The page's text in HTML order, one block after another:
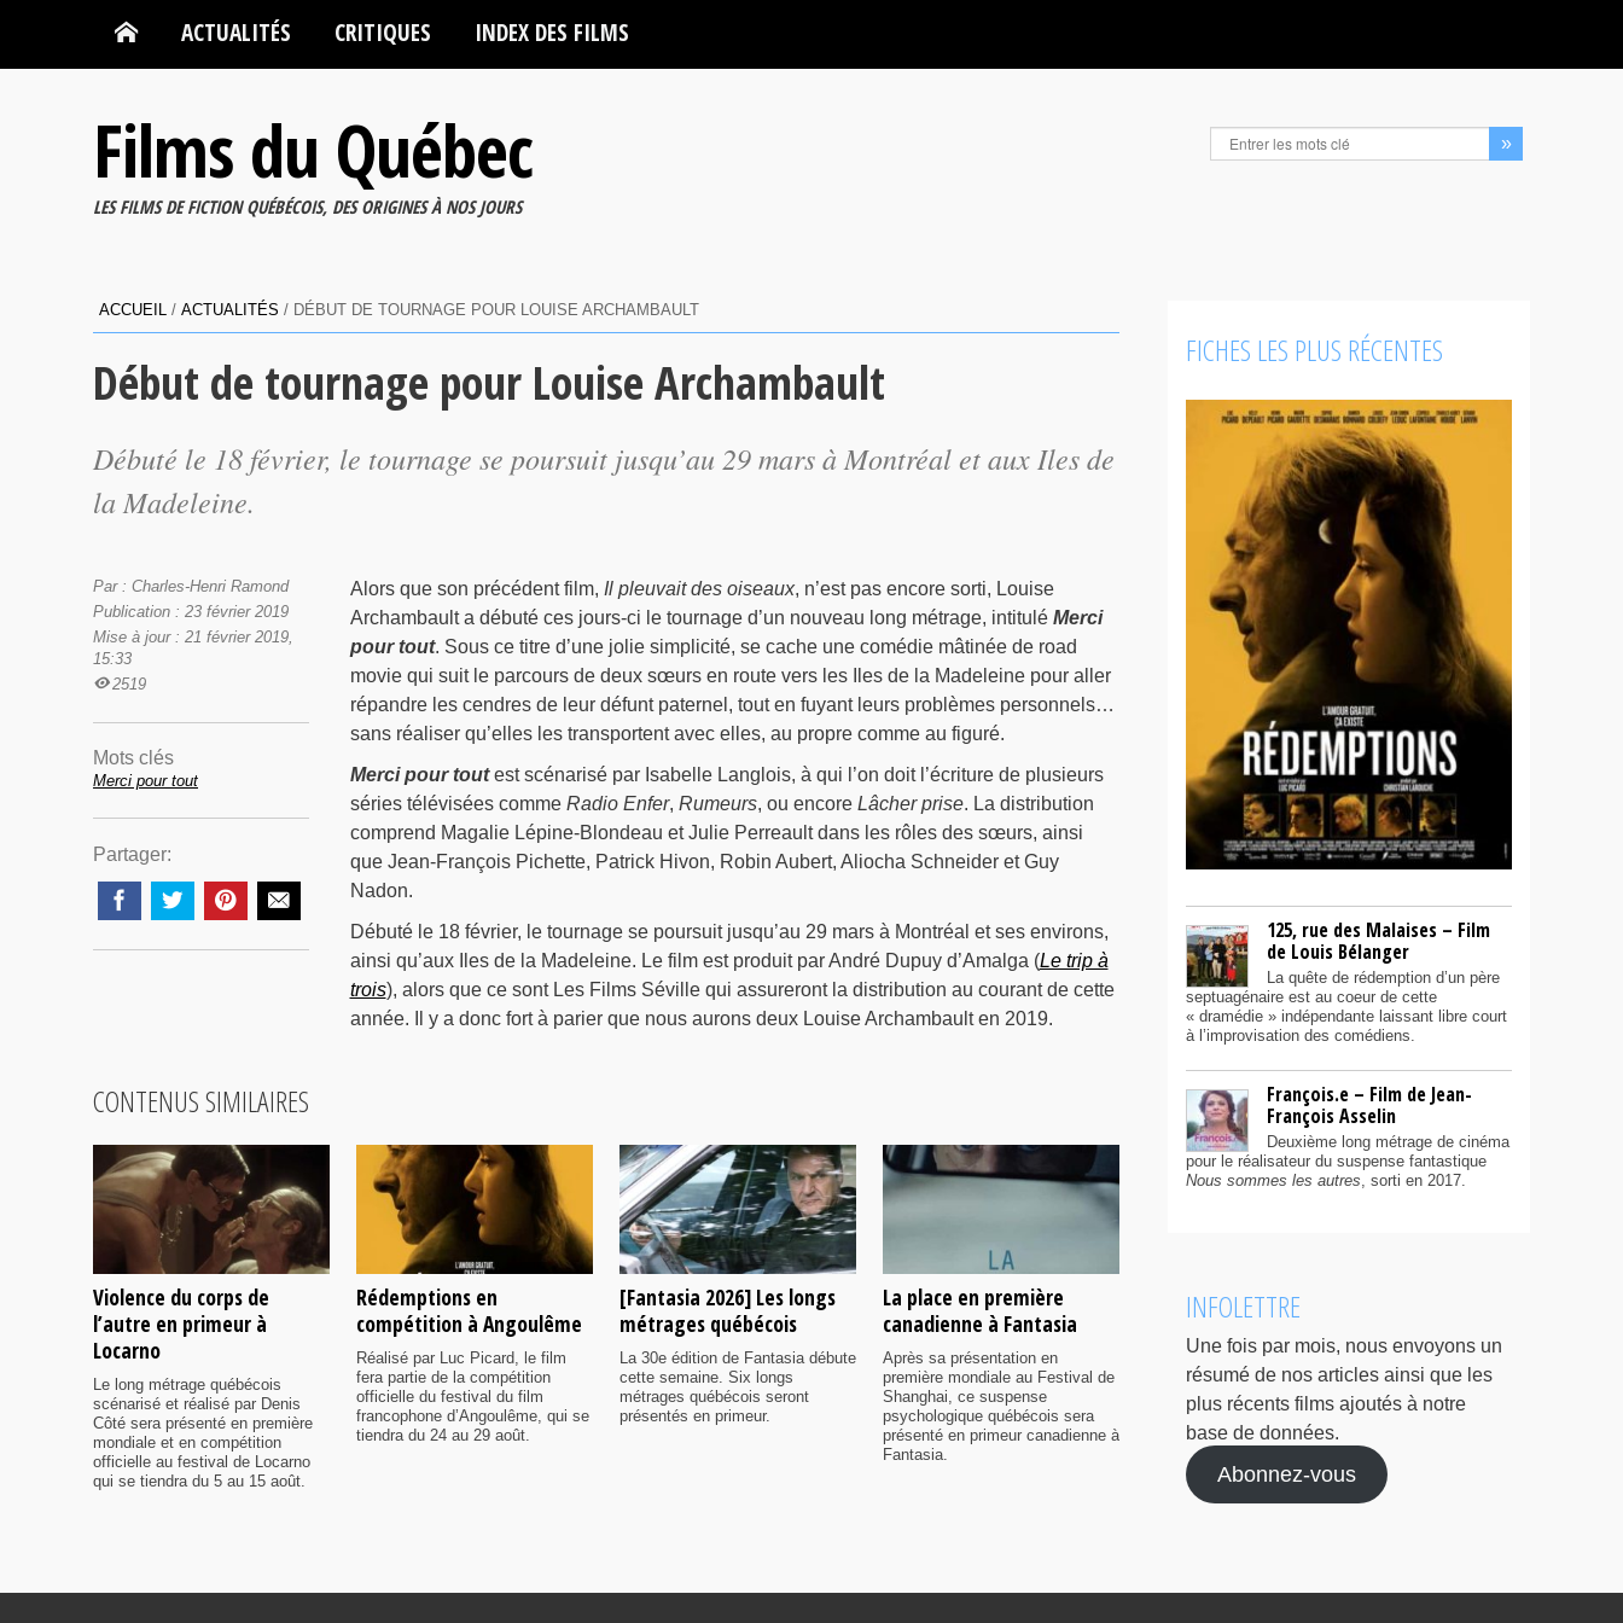
ACTUALITÉS CRITIQUES INDEX DES FILMS
Films du Québec
LES FILMS DE FICTION QUÉBÉCOIS, DES ORIGINES À NOS JOURS
ACCUEIL / ACTUALITÉS / DÉBUT DE TOURNAGE POUR LOUISE ARCHAMBAULT
Début de tournage pour Louise Archambault
Débuté le 18 février, le tournage se poursuit jusqu’au 29 mars à Montréal et aux Iles de
la Madeleine.
Alors que son précédent film, Il pleuvait des oiseaux, n’est pas encore sorti, Louise
Archambault a débuté ces jours-ci le tournage d’un nouveau long métrage, intitulé Merci
pour tout. Sous ce titre d’une jolie simplicité, se cache une comédie mâtinée de road
movie qui suit le parcours de deux sœurs en route vers les Iles de la Madeleine pour aller
répandre les cendres de leur défunt paternel, tout en fuyant leurs problèmes personnels…
sans réaliser qu’elles les transportent avec elles, au propre comme au figuré.
Merci pour toutest scénarisé par Isabelle Langlois, à qui l’on doit l’écriture de plusieurs
séries télévisées comme Radio Enfer, Rumeurs, ou encore Lâcher prise. La distribution
comprend Magalie Lépine-Blondeau et Julie Perreault dans les rôles des sœurs, ainsi
que Jean-François Pichette, Patrick Hivon, Robin Aubert, Aliocha Schneider et Guy
Nadon.
Débuté le 18 février, le tournage se poursuit jusqu’au 29 mars à Montréal et ses environs,
ainsi qu’aux Iles de la Madeleine. Le film est produit par André Dupuy d’Amalga (Le trip à
trois), alors que ce sont Les Films Séville qui assureront la distribution au courant de cette
année. Il y a donc fort à parier que nous aurons deux Louise Archambault en 2019.
Par : Charles-Henri Ramond
Publication : 23 février 2019
Mise à jour : 21 février 2019,
15:33
2519
Mots clés
Merci pour tout
Partager:
CONTENUS SIMILAIRES
Violence du corps de
l’autre en primeur à
Locarno
Le long métrage québécois
scénarisé et réalisé par Denis
Côté sera présenté en première
mondiale et en compétition
officielle au festival de Locarno
qui se tiendra du 5 au 15 août.
Rédemptions en
compétition à Angoulême
Réalisé par Luc Picard, le film
fera partie de la compétition
officielle du festival du film
francophone d’Angoulême, qui se
tiendra du 24 au 29 août.
[Fantasia 2026] Les longs
métrages québécois
La 30e édition de Fantasia débute
cette semaine. Six longs
métrages québécois seront
présentés en primeur.
La place en première
canadienne à Fantasia
Après sa présentation en
première mondiale au Festival de
Shanghai, ce suspense
psychologique québécois sera
présenté en primeur canadienne à
Fantasia.
FICHES LES PLUS RÉCENTES
125, rue des Malaises – Film
de Louis Bélanger
La quête de rédemption d’un père
septuagénaire est au coeur de cette
« dramédie » indépendante laissant libre court
à l’improvisation des comédiens.
François.e – Film de Jean-
François Asselin
Deuxième long métrage de cinéma
pour le réalisateur du suspense fantastique
Nous sommes les autres, sorti en 2017.
INFOLETTRE
Une fois par mois, nous envoyons un
résumé de nos articles ainsi que les
plus récents films ajoutés à notre
base de données.
Abonnez-vous